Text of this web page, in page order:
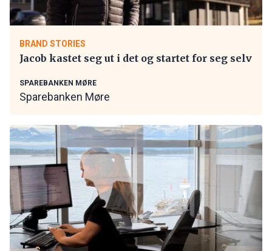
BRAND STORIES
Jacob kastet seg ut i det og startet for seg selv
SPAREBANKEN MØRE
Sparebanken Møre